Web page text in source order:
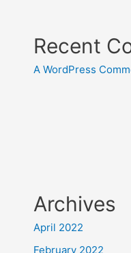
Recent
A WordPress
Archives
April 2022
February 2022